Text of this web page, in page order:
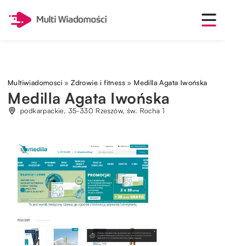
Multiwiadomosci »Zdrowie i fitness » Medilla Agata Iwońska
Medilla Agata Iwońska
podkarpackie, 35-330 Rzeszów, św. Rocha 1